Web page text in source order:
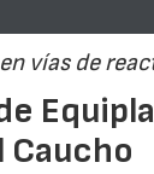
vías de